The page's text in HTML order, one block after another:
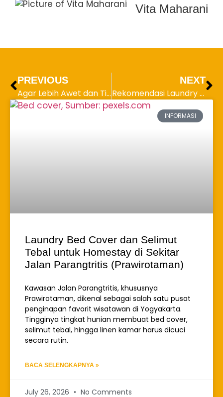
Vita Maharani
PREVIOUS
Agar Lebih Awet dan Tidak Lusuh, Ini Cara Mencuci Blazer yang Tepat!
NEXT
Rekomendasi Laundry Kiloan Murah, Cocok buat Mahasiswa!
INFORMASI
Laundry Bed Cover dan Selimut
Tebal untuk Homestay di Sekitar
Jalan Parangtritis (Prawirotaman)
Kawasan Jalan Parangtritis, khususnya
Prawirotaman, dikenal sebagai salah satu pusat
penginapan favorit wisatawan di Yogyakarta.
Tingginya tingkat hunian membuat bed cover,
selimut tebal, hingga linen kamar harus dicuci
secara rutin.
BACA SELENGKAPNYA »
July 26, 2026 No Comments